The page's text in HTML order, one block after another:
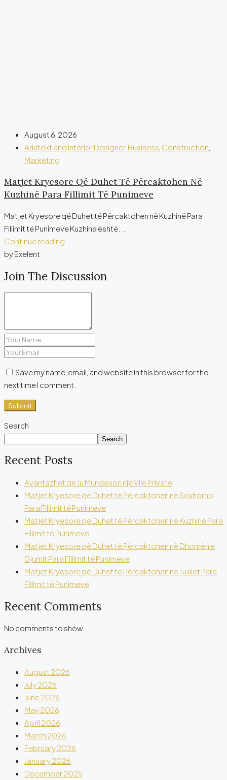
August 6, 2026
Arkitekt and Interior Designer, Business Construction
Marketing
Matjet Kryesore Që Duhet Të Përcaktohen Në
Kuzhinë Para Fillimit Të Punimeve
Matjet Kryesore që Duhet të Përcaktohen në Kuzhinë Para
Fillimit të Punimeve Kuzhina është...
Continue reading
by Exelent
Join The Discussion
Save my name, email, and website in this browser for the
next time I comment.
Submit
Search
Search
Recent Posts
Avantazhet që Ju Mundëson një Vilë Private
Matjet Kryesore që Duhet të Përcaktohen në Soxhorno
Para Fillimit të Punimeve
Matjet Kryesore që Duhet të Përcaktohen në Kuzhinë Para
Fillimit të Punimeve
Matjet Kryesore që Duhet të Përcaktohen në Dhomën e
Gjumit Para Fillimit të Punimeve
Matjet Kryesore që Duhet të Përcaktohen në Tualet Para
Fillimit të Punimeve
Recent Comments
No comments to show.
Archives
August 2026
July 2026
June 2026
May 2026
April 2026
March 2026
February 2026
January 2026
December 2025